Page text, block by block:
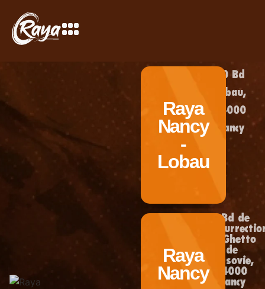
Raya
Nancy
-
Lobau
20 Bd
Lobau,
54000
Nancy
Raya
Nancy
1 Bd de
du Ghetto
de
Varsovie,
54000
Nancy